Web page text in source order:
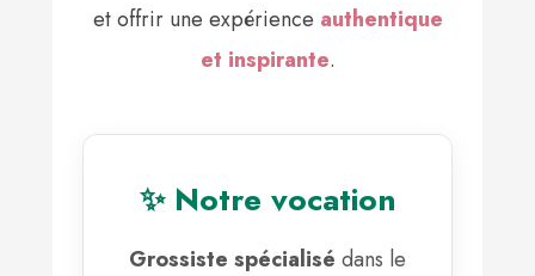
et offrir une expérience authentique
et inspirante.
✨ Notre vocation
Grossiste spécialisé dans le